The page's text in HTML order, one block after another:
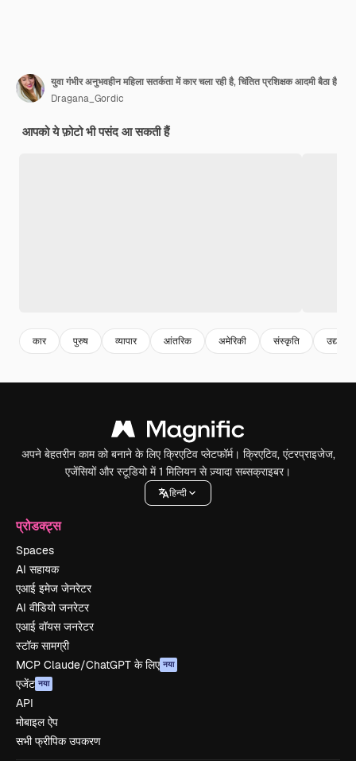
युवा गंभीर अनुभवहीन महिला सतर्कता में कार चला रही है, चिंतित प्रशिक्षक आदमी बैठा है
Dragana_Gordic
आपको ये फ़ोटो भी पसंद आ सकती हैं
कार पुरुष व्यापार आंतरिक अमेरिकी संस्कृति उद्योग
अपने बेहतरीन काम को बनाने के लिए क्रिएटिव प्लेटफॉर्म। क्रिएटिव, एंटरप्राइजेज,
एजेंसियों और स्टूडियो में 1 मिलियन से ज़्यादा सब्सक्राइबर।
हिन्दी
प्रोडक्ट्स
Spaces
AI सहायक
एआई इमेज जेनरेटर
AI वीडियो जनरेटर
एआई वॉयस जनरेटर
स्टॉक सामग्री
MCP Claude/ChatGPT के लिए नया
एजेंट नया
API
मोबाइल ऐप
सभी फ्रीपिक उपकरण